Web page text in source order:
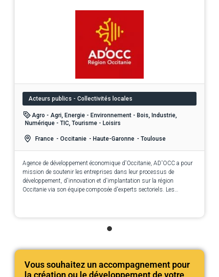
Acteurs publics - Collectivités locales
Agro - Agri, Energie - Environnement - Bois, Industrie,
Numérique - TIC, Tourisme - Loisirs
France - Occitanie - Haute-Garonne - Toulouse
Agence de développement économique d'Occitanie, AD'OCC a pour
mission de soutenir les entreprises dans leur processus de
développement, d'innovation et d'implantation sur la région
Occitanie via son équipe composée d'experts sectoriels. Les
Vous souhaitez un accompagnement pour
la création ou le développement de votre